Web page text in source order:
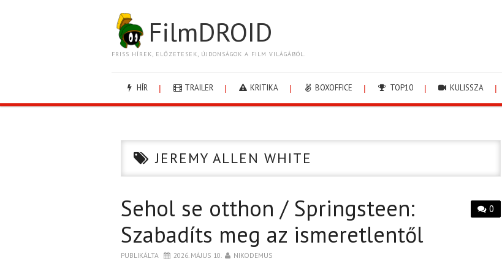
FilmDROID
FRISS HÍREK, ELŐZETESEK, ÚJDONSÁGOK A FILM VILÁGÁBÓL.
HÍR TRAILER KRITIKA BOXOFFICE TOP10 KULISSZA
JEREMY ALLEN WHITE
0
Sehol se otthon / Springsteen:
Szabadíts meg az ismeretlentől
PUBLIKÁLTA 2026. MÁJUS 10. NIKODEMUS